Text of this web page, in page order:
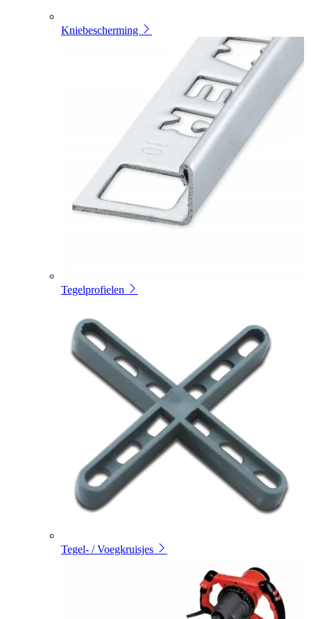
Kniebescherming
Tegelprofielen
Tegel- / Voegkruisjes